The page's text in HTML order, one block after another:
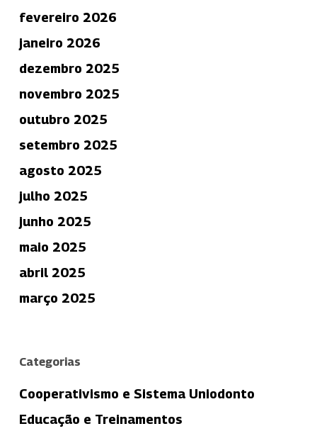
fevereiro 2026
janeiro 2026
dezembro 2025
novembro 2025
outubro 2025
setembro 2025
agosto 2025
julho 2025
junho 2025
maio 2025
abril 2025
março 2025
Categorias
Cooperativismo e Sistema Uniodonto
Educação e Treinamentos